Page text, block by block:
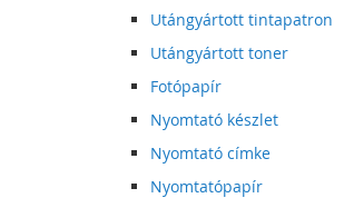
Utángyártott tintapatron
Utángyártott toner
Fotópapír
Nyomtató készlet
Nyomtató címke
Nyomtatópapír